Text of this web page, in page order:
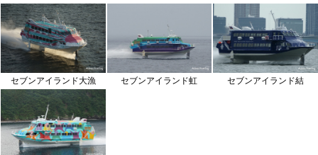
セブンアイランド大漁 セブンアイランド虹 セブンアイランド結